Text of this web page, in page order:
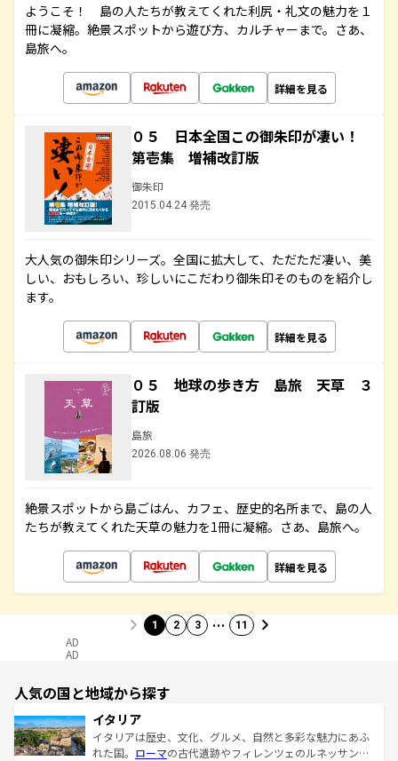
ようこそ！ 島の人たちが教えてくれた利尻・礼文の魅力を１
冊に凝縮。絶景スポットから遊び方、カルチャーまで。さあ、
島旅へ。
詳細を見る
０５ 日本全国この御朱印が凄い！
第壱集 増補改訂版
御朱印
2015.04.24 発売
大人気の御朱印シリーズ。全国に拡大して、ただただ凄い、美
しい、おもしろい、珍しいにこだわり御朱印そのものを紹介し
ます。
詳細を見る
０５ 地球の歩き方 島旅 天草 ３
訂版
島旅
2026.08.06 発売
絶景スポットから島ごはん、カフェ、歴史的名所まで、島の人
たちが教えてくれた天草の魅力を1冊に凝縮。さあ、島旅へ。
詳細を見る
1 2 3 … 11
AD
AD
人気の国と地域から探す
イタリア
イタリアは歴史、文化、グルメ、自然と多彩な魅力にあふ
れた国。 ローマの古代遺跡やフィレンツェのルネッサンス